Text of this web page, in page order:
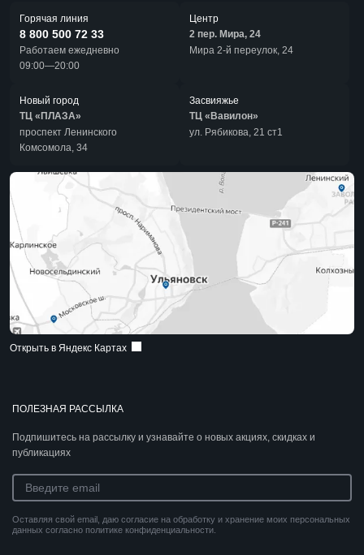
ПОЛЕЗНАЯ РАССЫЛКА
Подпишитесь на рассылку и узнавайте о новых акциях, скидках и
публикациях
Оставляя свой email, даю согласие на обработку и хранение моих персональных
данных согласно политике конфиденциальности.
Горячая линия
8 800 500 72 33
Работаем ежедневно
09:00—20:00
Центр
2 пер. Мира, 24
Мира 2-й переулок, 24
Новый город
ТЦ «ПЛАЗА»
проспект Ленинского
Комсомола, 34
Засвияжье
ТЦ «Вавилон»
ул. Рябикова, 21 ст1
Открыть в Яндекс Картах